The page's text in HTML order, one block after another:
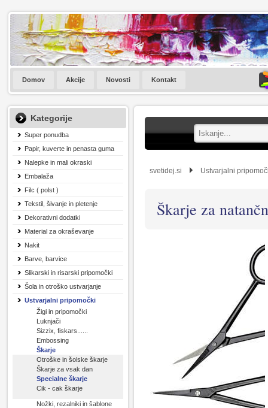
Domov Akcije Novosti Kontakt
Kategorije
Super ponudba
Papir, kuverte in penasta guma
Nalepke in mali okraski
Embalaža
Filc ( polst )
Tekstil, šivanje in pletenje
Dekorativni dodatki
Material za okraševanje
Nakit
Barve, barvice
Slikarski in risarski pripomočki
Šola in otroško ustvarjanje
Ustvarjalni pripomočki
Žigi in pripomočki
Luknjači
Sizzix, fiskars......
Embossing
Škarje
Otroške in šolske škarje
Škarje za vsak dan
Specialne škarje
Cik - cak škarje
Nožki, rezalniki in šablone
svetidej.si Ustvarjalni
Škarje za